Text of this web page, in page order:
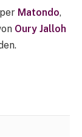
Matondo,
Oury Jalloh